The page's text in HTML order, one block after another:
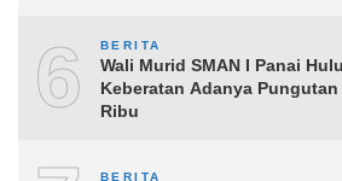
6 BERITA
Wali Murid SMAN I Panai
Keberatan Adanya Pungutan
Ribu
BERITA